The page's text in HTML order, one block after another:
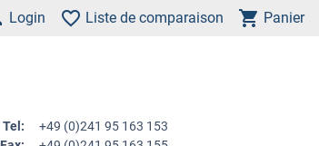
Login Liste de comparaison Panier
Tel:
+49 (0)241 95 163 153